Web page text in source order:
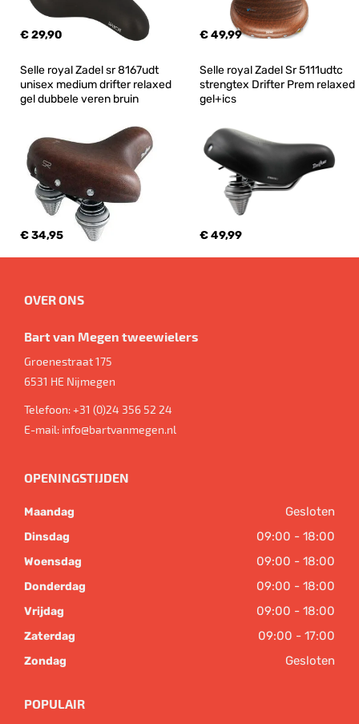
€ 29,90 € 49,99
Selle royal Zadel sr 8167udt
unisex medium drifter relaxed
gel dubbele veren bruin
€ 34,95
Selle royal Zadel Sr 5111udtc
strengtex Drifter Prem relaxed
gel+ics
€ 49,99
OVER ONS
Bart van Megen tweewielers
Groenestraat 175
6531 HE Nijmegen
Telefoon:+31 (0)24 356 52 24
E-mail: info@bartvanmegen.nl
OPENINGSTIJDEN
Maandag Gesloten
Dinsdag 09:00 - 18:00
Woensdag 09:00 - 18:00
Donderdag 09:00 - 18:00
Vrijdag 09:00 - 18:00
Zaterdag 09:00 - 17:00
Zondag Gesloten
POPULAIR